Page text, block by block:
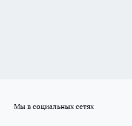
Мы в социальных сетях